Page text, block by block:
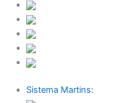
Sistema Martins: